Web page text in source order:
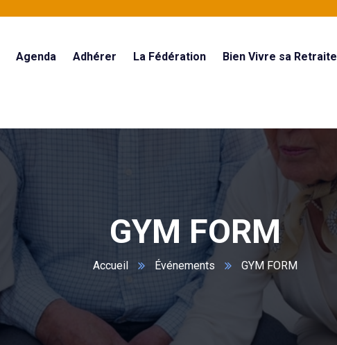
Agenda Adhérer La Fédération Bien Vivre sa Retraite
GYM FORM
Accueil Événements GYM FORM